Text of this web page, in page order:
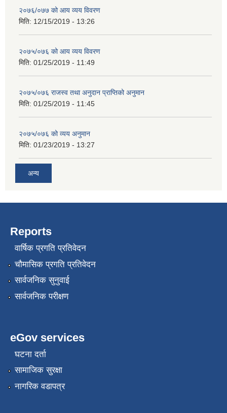
२०७६/०७७ को आय व्यय विवरण
मिति: 12/15/2019 - 13:26
२०७५/०७६ को आय व्यय विवरण
मिति: 01/25/2019 - 11:49
२०७५/०७६ राजस्व तथा अनुदान प्राप्तिको अनुमान
मिति: 01/25/2019 - 11:45
२०७५/०७६ को व्यय अनुमान
मिति: 01/23/2019 - 13:27
अन्य
Reports
वार्षिक प्रगति प्रतिवेदन
चौमासिक प्रगति प्रतिवेदन
सार्वजनिक सुनुवाई
सार्वजनिक परीक्षण
eGov services
घटना दर्ता
सामाजिक सुरक्षा
नागरिक वडापत्र